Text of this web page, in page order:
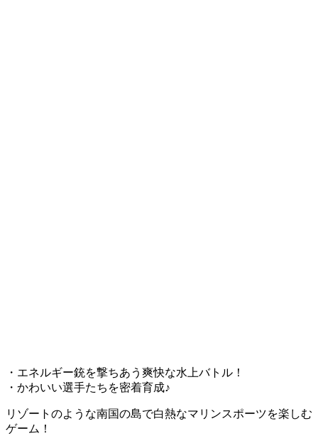
・エネルギー銃を撃ちあう爽快な水上バトル！
・かわいい選手たちを密着育成♪
リゾートのような南国の島で白熱なマリンスポーツを楽しむ
ゲーム！